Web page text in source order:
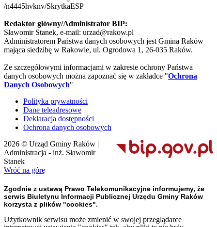
/n4445hvknv/SkrytkaESP
Redaktor główny/Administrator BIP:
Sławomir Stanek, e-mail: urzad@rakow.pl
Administratorem Państwa danych osobowych jest Gmina Raków
mająca siedzibę w Rakowie, ul. Ogrodowa 1, 26-035 Raków.
Ze szczegółowymi informacjami w zakresie ochrony Państwa
danych osobowych można zapoznać się w zakładce "Ochrona
Danych Osobowych"
Polityka prywatności
Dane teleadresowe
Deklaracja dostępności
Ochrona danych osobowych
2026 © Urząd Gminy Raków |
Administracja - inż. Sławomir
Stanek
Wróć na górę
Zgodnie z ustawą Prawo Telekomunikacyjne informujemy, że
serwis Biuletynu Informacji Publicznej Urzędu Gminy Raków
korzysta z plików "cookies".
Użytkownik serwisu może zmienić w swojej przeglądarce